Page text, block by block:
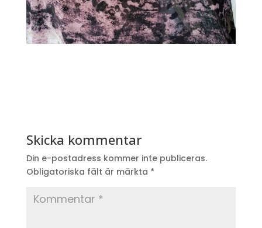
Skicka kommentar
Din e-postadress kommer inte publiceras.
Obligatoriska fält är märkta *